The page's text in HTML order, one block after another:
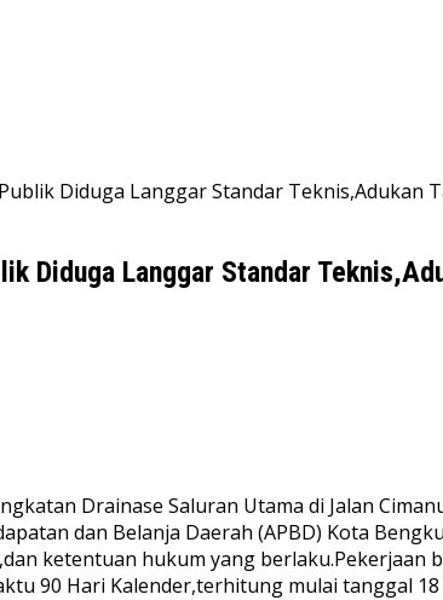
Diduga Langgar Standar
Diduga Langgar Standar
Drainase Saluran Utama di Jalan
dan Belanja Daerah (APBD) Kota
ketentuan hukum yang berlaku.Pekerjaan
90 Hari Kalender,terhitung mulai tanggal